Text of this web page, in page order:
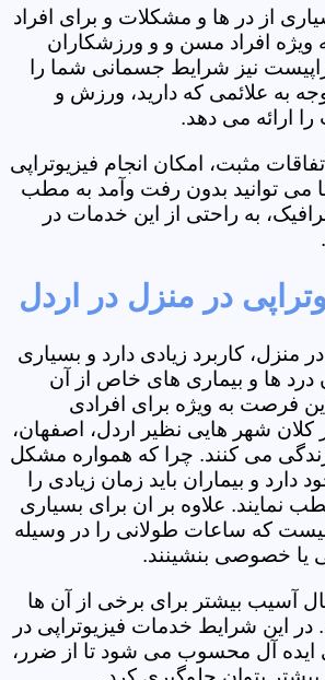
از در ها و مشکلات و برای افراد
ویژه افراد مسن و و ورزشکاران
نیز شرایط جسمانی شما را
به علائمی که دارید، ورزش و
ارائه می دهد.
مثبت، امکان انجام فیزیوتراپی
توانید بدون رفت وآمد به مطب
به راحتی از این خدمات در
در منزل در اردل
در منزل، کاربرد زیادی دارد و بسیاری
درد ها و بیماری های خاص از آن
فرصت به ویژه برای افرادی
شهر هایی نظیر اردل، اصفهان،
می کنند. چرا که همواره مشکل
دارد و بیماران باید زمان زیادی را
علاوه بر ان برای بسیاری
نیست که ساعات طولانی را در وسیله
یا خصوصی بنشینند.
آسیب بیشتر برای برخی از آن ها
این شرایط خدمات فیزیوتراپی در
ایده آل محسوب می شود تا از ضرر،